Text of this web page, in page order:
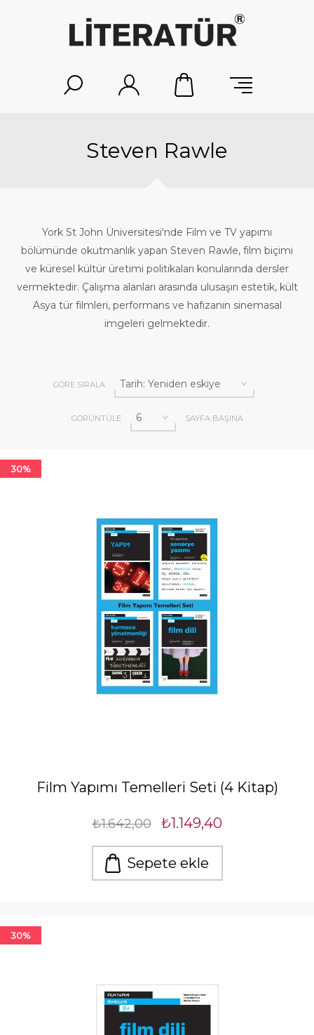
Steven Rawle
York St John Üniversitesi'nde Film ve TV yapımı
bölümünde okutmanlık yapan Steven Rawle, film biçimi
ve küresel kültür üretimi politikaları konularında dersler
vermektedir. Çalışma alanları arasında ulusaşırı estetik, kült
Asya tür filmleri, performans ve hafızanın sinemasal
imgeleri gelmektedir.
GÖRE SIRALA
GÖRÜNTÜLE SAYFA BAŞINA
30%
Film Yapımı Temelleri Seti (4 Kitap)
₺1.642,00 ₺1.149,40
Sepete ekle
30%